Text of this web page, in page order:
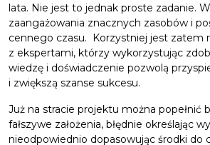
lata. Nie jest to jednak proste zadanie.
zaangażowania znacznych zasobów i
cennego czasu. Korzystniej jest zatem
z ekspertami, którzy wykorzystując
wiedzę i doświadczenie pozwolą
i zwiększą szanse sukcesu.
Już na stracie projektu można popełnić
fałszywe założenia, błędnie określając
nieodpowiednio dopasowując środki do